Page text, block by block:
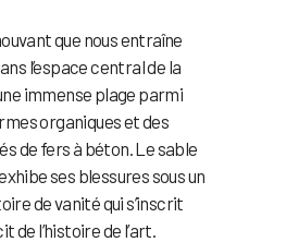
que nous entraîne
l’espace central de la
immense plage parmi
organiques et des
de fers à béton. Le sable
ses blessures sous un
de vanité qui s’inscrit
de l’histoire de l’art.